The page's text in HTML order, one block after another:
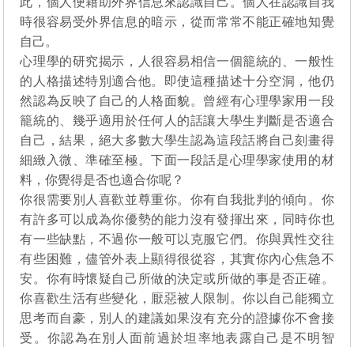
時很容易受外界信息的暗示，從而常常不能正確地知覺
自己。
心理學的研究揭示，人很容易相信一個籠統的、一般性
的人格描述特別適合他。即使這種描述十分空洞，他仍
然認為反映了自己的人格面貌。曾經有心理學家用一段
籠統的、幾乎適用於任何人的話讓大學生判斷是否適合
自己，結果，絕大多數大學生認為這段話將自己刻畫得
細緻入微、準確至極。下面一段話是心理學家使用的材
料，你覺得是否也適合你呢？
你很需要別人喜歡並尊重你。你有自我批判的傾向。你
有許多可以成為你優勢的能力沒有發揮出來，同時你也
有一些缺點，不過你一般可以克服它們。你與異性交往
有些困難，儘管外表上顯得很從容，其實你內心焦急不
安。你有時懷疑自己所做的決定或所做的事是否正確。
你喜歡生活有些變化，厭惡被人限制。你以自己能獨立
思考而自豪，別人的建議如果沒有充分的證據你不會接
受。你認為在別人面前過於坦率地表露自己是不明智